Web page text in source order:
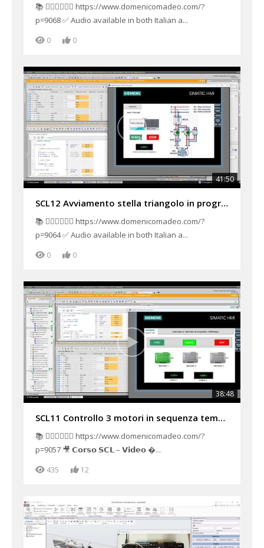
📚 👉🏻👉🏻👉🏻 https://www.domenicomadeo.com/?
p=9068 ✅ Audio available in both Italian a...
0 0
41:50
SCL12 Avviamento stella triangolo in programmazione lineare PLC Siemens in Tia Portal V21 con HMI p1
📚 👉🏻👉🏻👉🏻 https://www.domenicomadeo.com/?
p=9064 ✅ Audio available in both Italian a...
0 0
38:48
SCL11 Controllo 3 motori in sequenza temporale con priorità a stop Tia Portal V21 con HMI
📚 👉🏻👉🏻👉🏻 https://www.domenicomadeo.com/?
p=9057 🎥 𝗖𝗼𝗿𝘀𝗼 𝗦𝗖𝗟 – 𝗩𝗶𝗱𝗲𝗼 ...
435 12